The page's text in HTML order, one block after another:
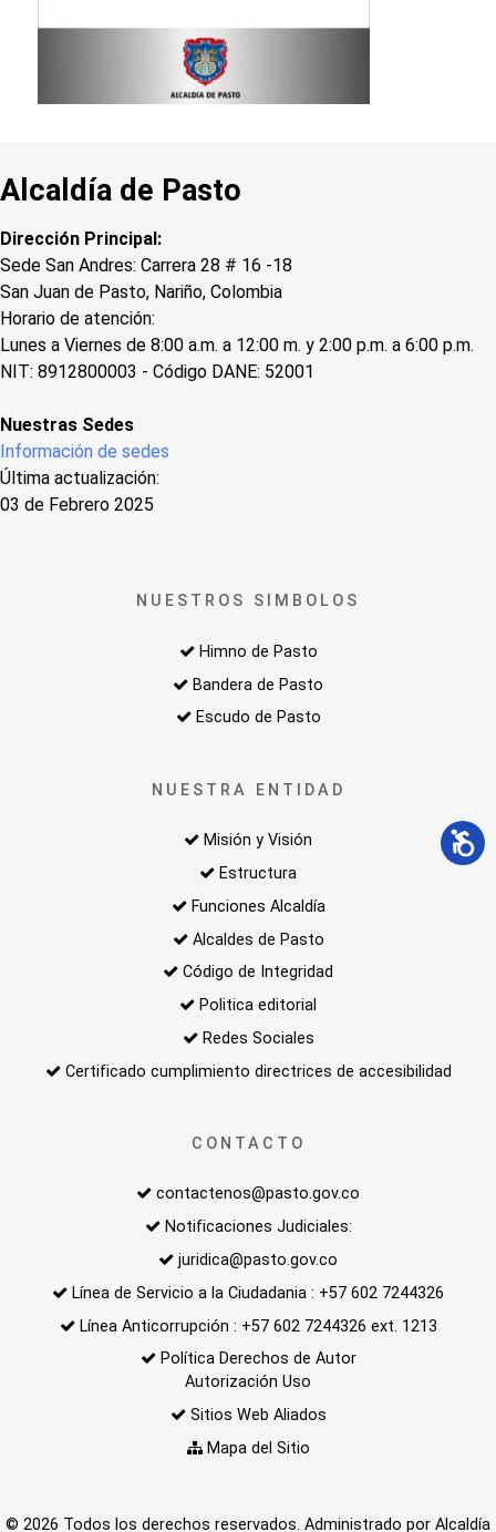
Alcaldía de Pasto
Dirección Principal:
Sede San Andres: Carrera 28 # 16 -18
San Juan de Pasto, Nariño, Colombia
Horario de atención:
Lunes a Viernes de 8:00 a.m. a 12:00 m. y 2:00 p.m. a 6:00 p.m.
NIT: 8912800003 - Código DANE: 52001
Nuestras Sedes
Información de sedes
Última actualización:
03 de Febrero 2025
NUESTROS SIMBOLOS
Himno de Pasto
Bandera de Pasto
Escudo de Pasto
NUESTRA ENTIDAD
Misión y Visión
Estructura
Funciones Alcaldía
Alcaldes de Pasto
Código de Integridad
Politica editorial
Redes Sociales
Certificado cumplimiento directrices de accesibilidad
CONTACTO
contactenos@pasto.gov.co
Notificaciones Judiciales:
juridica@pasto.gov.co
Línea de Servicio a la Ciudadania : +57 602 7244326
Línea Anticorrupción : +57 602 7244326 ext. 1213
Política Derechos de Autor
Autorización Uso
Sitios Web Aliados
Mapa del Sitio
© 2026 Todos los derechos reservados. Administrado por Alcaldía